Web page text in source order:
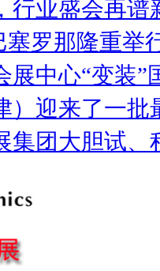
行业盛会再谱
塞罗那隆重举
展中心“变装”
）迎来了一批
集团大胆试、